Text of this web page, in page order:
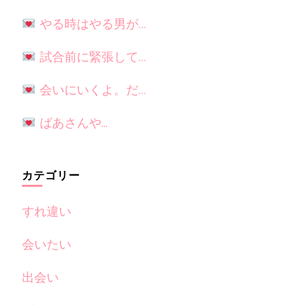
やる時はやる男が…
試合前に緊張して…
会いにいくよ。だ…
ばあさんや...
カテゴリー
すれ違い
会いたい
出会い